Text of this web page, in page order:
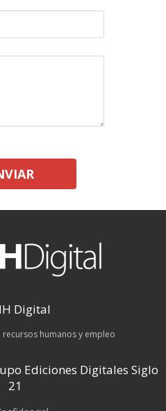
Digital
humanos y empleo
Ediciones Digitales Siglo
21